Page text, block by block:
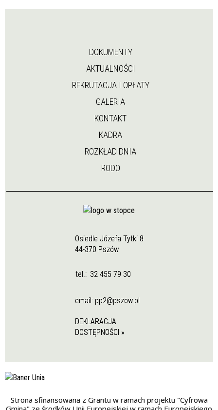
DOKUMENTY
AKTUALNOŚCI
REKRUTACJA I OPŁATY
GALERIA
KONTAKT
KADRA
ROZKŁAD DNIA
RODO
Osiedle Józefa Tytki 8
44-370 Pszów
tel.: 32 455 79 30
email: pp2@pszow.pl
DEKLARACJA
DOSTĘPNOŚCI »
Strona sfinansowana z Grantu w ramach projektu "Cyfrowa